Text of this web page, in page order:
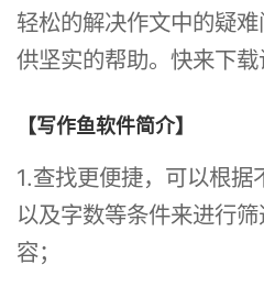
轻松的解决作文中的疑
供坚实的帮助。快来下载
【写作鱼软件简介】
1.查找更便捷，可以根
以及字数等条件来进行
容；